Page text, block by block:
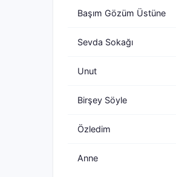
Başım Gözüm Üstüne
Sevda Sokağı
Unut
Birşey Söyle
Özledim
Anne